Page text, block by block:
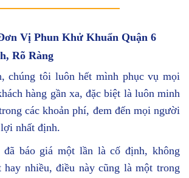
Vị Phun Khử Khuẩn Quận 6
Rõ Ràng
chúng tôi luôn hết mình phục vụ mọi
hàng gần xa, đặc biệt là luôn minh
các khoản phí, đem đến mọi người
nhất định.
đã báo giá một lần là cố định, không
nhiều, điều này cũng là một trong